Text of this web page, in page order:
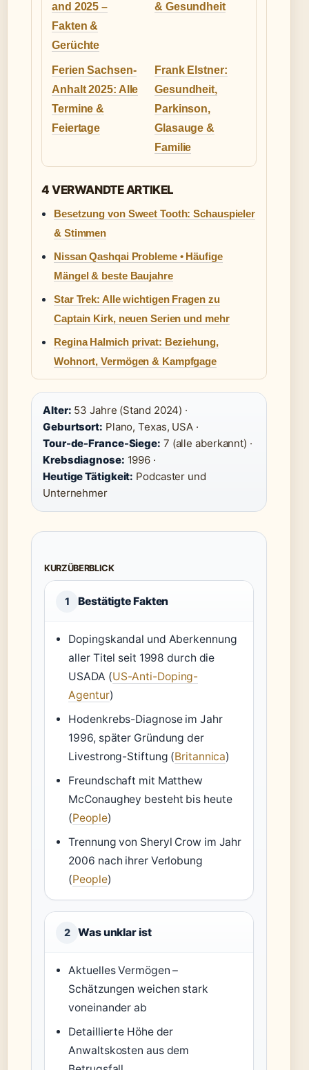
and 2025 –
Fakten &
Gerüchte
& Gesundheit
Ferien Sachsen-
Anhalt 2025: Alle
Termine &
Feiertage
Frank Elstner:
Gesundheit,
Parkinson,
Glasauge &
Familie
4 VERWANDTE ARTIKEL
Besetzung von Sweet Tooth: Schauspieler
& Stimmen
Nissan Qashqai Probleme • Häufige
Mängel & beste Baujahre
Star Trek: Alle wichtigen Fragen zu
Captain Kirk, neuen Serien und mehr
Regina Halmich privat: Beziehung,
Wohnort, Vermögen & Kampfgage
Alter: 53 Jahre (Stand 2024) ·
Geburtsort: Plano, Texas, USA ·
Tour-de-France-Siege: 7 (alle aberkannt) ·
Krebsdiagnose: 1996 ·
Heutige Tätigkeit: Podcaster und
Unternehmer
KURZÜBERBLICK
1 Bestätigte Fakten
Dopingskandal und Aberkennung
aller Titel seit 1998 durch die
USADA (US-Anti-Doping-
Agentur)
Hodenkrebs-Diagnose im Jahr
1996, später Gründung der
Livestrong-Stiftung (Britannica)
Freundschaft mit Matthew
McConaughey besteht bis heute
(People)
Trennung von Sheryl Crow im Jahr
2006 nach ihrer Verlobung
(People)
2 Was unklar ist
Aktuelles Vermögen –
Schätzungen weichen stark
voneinander ab
Detaillierte Höhe der
Anwaltskosten aus dem